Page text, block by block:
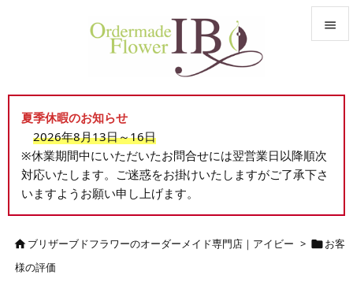


前へ

検索
夏季休暇のお知らせ
2026年8月13日～16日
※休業期間中にいただいたお問合せには翌営業日以降順次
対応いたします。ご迷惑をお掛けいたしますがご了承下さ
いますようお願い申し上げます。
ブリザーブドフラワーのオーダーメイド専門店｜アイビー > お客
様の評価